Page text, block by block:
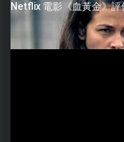
Netflix 電影《血黃金》